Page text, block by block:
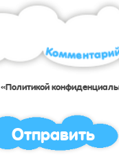
«Политикой
Отправить